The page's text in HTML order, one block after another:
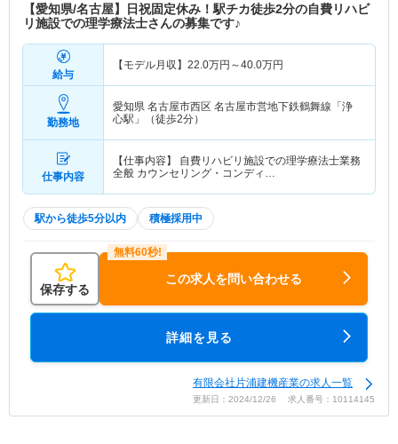
【愛知県/名古屋】日祝固定休み！駅チカ徒歩2分の自費リハビ
リ施設での理学療法士さんの募集です♪
給与
【モデル月収】 22.0万円～40.0万円
勤務地
愛知県 名古屋市西区 名古屋市営地下鉄鶴舞線「浄
心駅」（徒歩2分）
仕事内容
【仕事内容】 自費リハビリ施設での理学療法士業務
全般 カウンセリング・コンディ…
駅から徒歩5分以内 積極採用中
保存する
この求人を問い合わせる
詳細を見る
有限会社片浦建機産業の求人一覧
更新日：2024/12/26 求人番号：10114145